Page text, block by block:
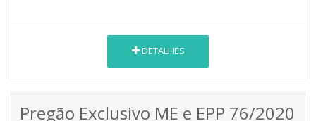
DETALHES
Pregão Exclusivo ME e EPP 76/2020